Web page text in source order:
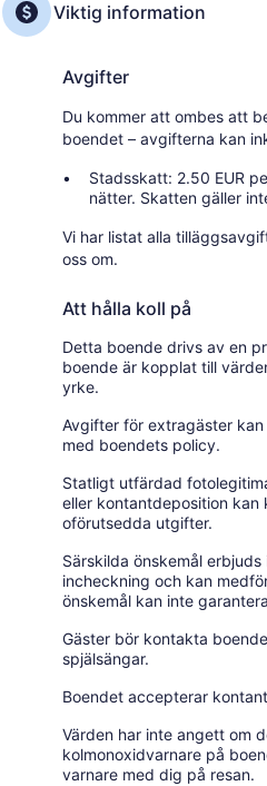
Viktig information
Avgifter
Du kommer att ombes att
boendet – avgifterna kan
Stadsskatt: 2.50 EUR
nätter. Skatten gäller
Vi har listat alla
oss om.
Att hålla koll på
Detta boende drivs av en
boende är kopplat till
yrke.
Avgifter för extragäster
med boendets policy.
Statligt utfärdad
eller kontantdeposition
oförutsedda utgifter.
Särskilda önskemål
incheckning och kan
önskemål kan inte
Gäster bör kontakta
spjälsängar.
Boendet accepterar
Värden har inte angett om
kolmonoxidvarnare på
varnare med dig på resan.